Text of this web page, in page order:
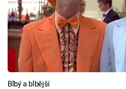
Blbý a blbější